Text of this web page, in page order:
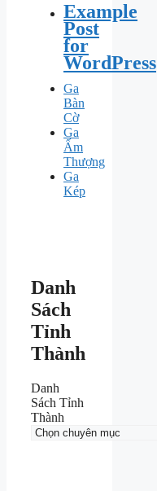
Example
Post
for
WordPress
Ga
Bàn
Cờ
Ga
Ấm
Thượng
Ga
Kép
Danh
Sách
Tỉnh
Thành
Danh
Sách Tỉnh
Thành